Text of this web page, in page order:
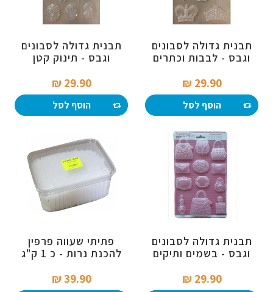
תבנית גדולה לסבונים
וגבס - לבבות וכתרים
29.90 ₪‎
הוסף לסל
תבנית גדולה לסבונים
וגבס - תינוק קטן
29.90 ₪‎
הוסף לסל
תבנית גדולה לסבונים
וגבס - בשמים ותיקים
29.90 ₪‎
פתיתי שעווה פרפין
להכנת נרות - כ 1 ק"ג
39.90 ₪‎